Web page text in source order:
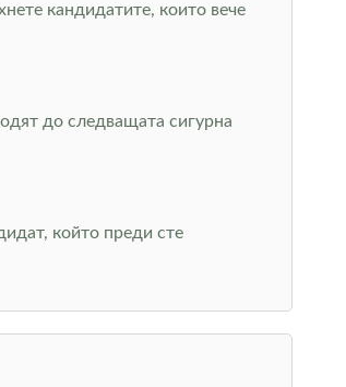
кандидатите, които вече
до следващата сигурна
който преди сте